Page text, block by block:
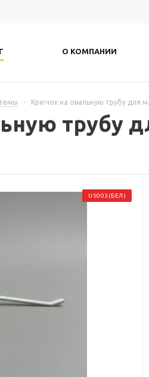
О КОМПАНИИ
- Крючок на овальную трубу для
трубу
U5003(БЕЛ)